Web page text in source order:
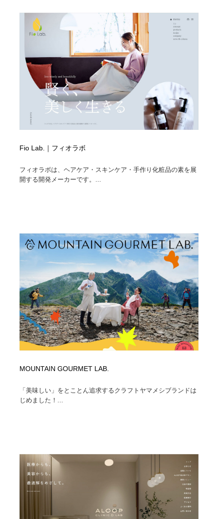
Fio Lab.｜フィオラボ
フィオラボは、ヘアケア・スキンケア・手作り化粧品の素を展
開する開発メーカーです。...
MOUNTAIN GOURMET LAB.
「美味しい」をとことん追求するクラフトヤマメシブランドは
じめました！...